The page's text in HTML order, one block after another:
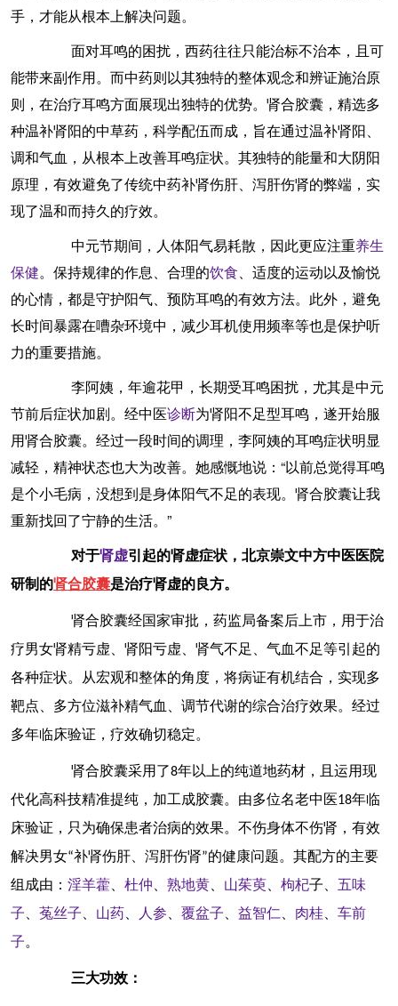
手，才能从根本上解决问题。
面对耳鸣的困扰，西药往往只能治标不治本，且可
能带来副作用。而中药则以其独特的整体观念和辨证施治原
则，在治疗耳鸣方面展现出独特的优势。肾合胶囊，精选多
种温补肾阳的中草药，科学配伍而成，旨在通过温补肾阳、
调和气血，从根本上改善耳鸣症状。其独特的能量和大阴阳
原理，有效避免了传统中药补肾伤肝、泻肝伤肾的弊端，实
现了温和而持久的疗效。
中元节期间，人体阳气易耗散，因此更应注重养生
保健。保持规律的作息、合理的饮食、适度的运动以及愉悦
的心情，都是守护阳气、预防耳鸣的有效方法。此外，避免
长时间暴露在嘈杂环境中，减少耳机使用频率等也是保护听
力的重要措施。
李阿姨，年逾花甲，长期受耳鸣困扰，尤其是中元
节前后症状加剧。经中医诊断为肾阳不足型耳鸣，遂开始服
用肾合胶囊。经过一段时间的调理，李阿姨的耳鸣症状明显
减轻，精神状态也大为改善。她感慨地说：“以前总觉得耳鸣
是个小毛病，没想到是身体阳气不足的表现。肾合胶囊让我
重新找回了宁静的生活。”
对于肾虚引起的肾虚症状，北京崇文中方中医医院
研制的肾合胶囊是治疗肾虚的良方。
肾合胶囊经国家审批，药监局备案后上市，用于治
疗男女肾精亏虚、肾阳亏虚、肾气不足、气血不足等引起的
各种症状。从宏观和整体的角度，将病证有机结合，实现多
靶点、多方位滋补精气血、调节代谢的综合治疗效果。经过
多年临床验证，疗效确切稳定。
肾合胶囊采用了 8年以上的纯道地药材，且运用现
代化高科技精准提纯，加工成胶囊。由多位名老中医18年临
床验证，只为确保患者治病的效果。不伤身体不伤肾，有效
解决男女“补肾伤肝、泻肝伤肾”的健康问题。其配方的主要
组成由： 淫羊藿、 杜仲、 熟地黄、 山茱萸 、 枸杞子、 五味
子、 菟丝子、 山药、 人参、 覆盆子、 益智仁、 肉桂、 车前
子。
三大功效：